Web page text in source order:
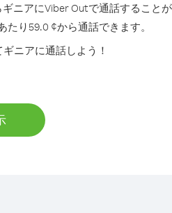
ニアにViber Outで通話することが
り59.0 ¢から通話できます。
ニアに通話しよう！